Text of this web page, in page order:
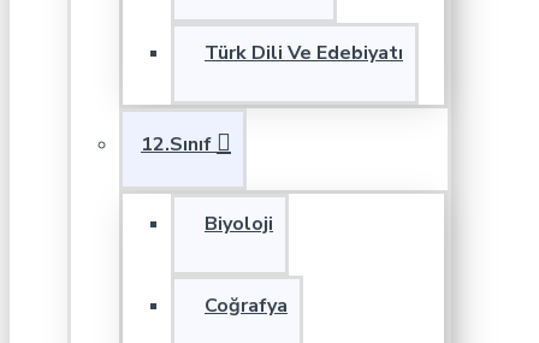
Türk Dili Ve Edebiyatı
12.Sınıf
Biyoloji
Coğrafya